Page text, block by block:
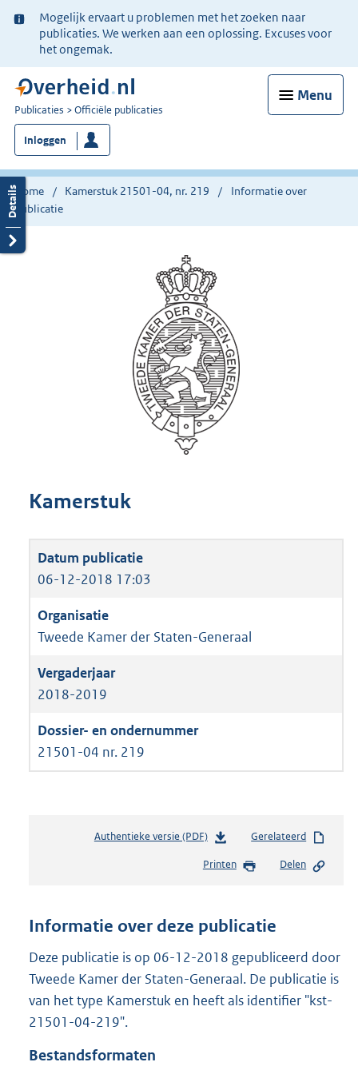
Ter
informatie:
Mogelijk ervaart u problemen met het zoeken naar
publicaties. We werken aan een oplossing. Excuses voor
het ongemak.
Menu
U
bent
nu
hier:
Publicaties Officiële publicaties
Inloggen
Home Kamerstuk 21501-04, nr. 219
Informatie over
publicatie
Kamerstuk
06-12-2018 17:03
Tweede Kamer der Staten-Generaal
2018-2019
21501-04 nr. 219
Authentieke versie (PDF)b
s
n
s
r
o
Gerelateerd
Printen Delen
Informatie over deze publicatie
Deze publicatie is op 06-12-2018 gepubliceerd door
Tweede Kamer der Staten-Generaal. De publicatie is
van het type Kamerstuk en heeft als identifier "kst-
21501-04-219".
Bestandsformaten